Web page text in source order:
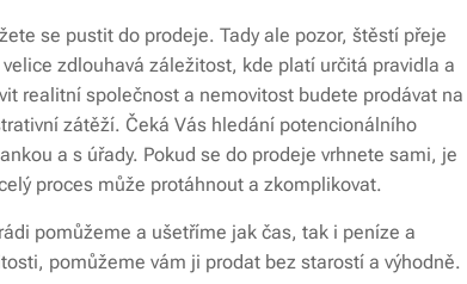
se pustit do prodeje. Tady ale pozor, štěstí přeje
zdlouhavá záležitost, kde platí určitá pravidla a
realitní společnost a nemovitost budete prodávat na
zátěží. Čeká Vás hledání potencionálního
a s úřady. Pokud se do prodeje vrhnete sami, je
proces může protáhnout a zkomplikovat.
pomůžeme a ušetříme jak čas, tak i peníze a
pomůžeme vám ji prodat bez starostí a výhodně.